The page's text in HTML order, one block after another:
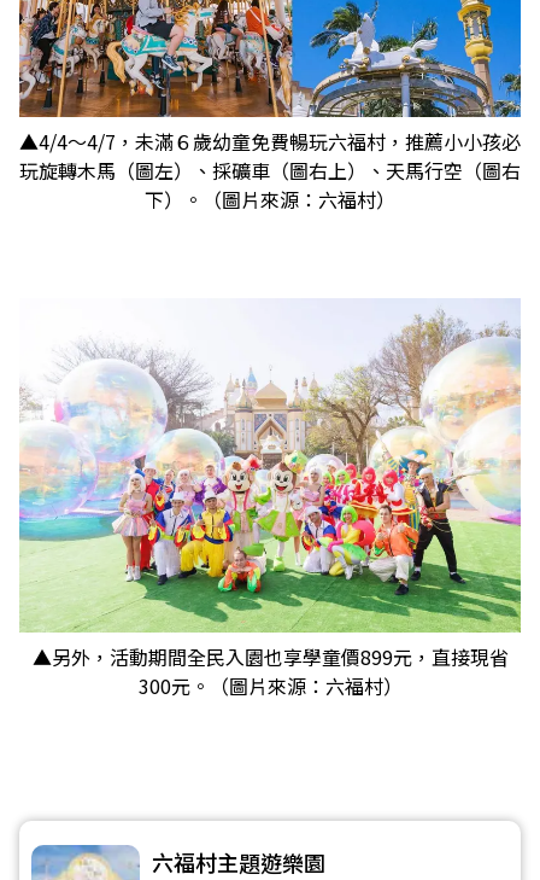
▲4/4～4/7，未滿６歲幼童免費暢玩六福村，推薦小小孩必
玩旋轉木馬（圖左）、採礦車（圖右上）、天馬行空（圖右
下）。（圖片來源：六福村）
▲另外，活動期間全民入園也享學童價899元，直接現省
300元。（圖片來源：六福村）
六福村主題遊樂園